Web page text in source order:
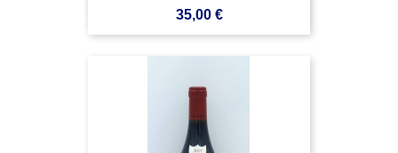
Prezzo
35,00 €